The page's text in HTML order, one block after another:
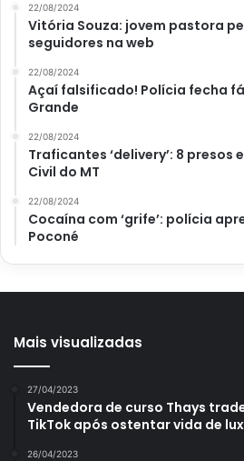
22/08/2024
Vitória Souza: jovem pastora
seguidores na web
22/08/2024
Açaí falsificado! Polícia fecha
Grande
22/08/2024
Traficantes ‘delivery’: 8 presos
Civil do MT
22/08/2024
Cocaína com ‘grife’: polícia
Poconé
Mais visualizadas
27/04/2023
Vendedora de curso Thays
TikTok após ostentar vida de
26/04/2023